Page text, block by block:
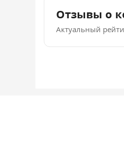
Отзывы о
Актуальный